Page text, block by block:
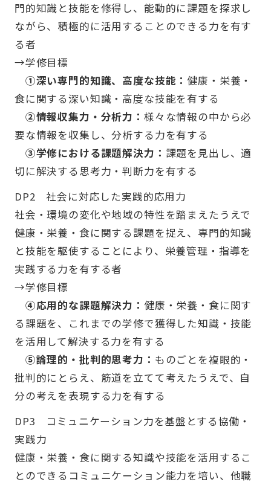
門的知識と技能を修得し、能動的に課題を探求し
ながら、積極的に活用することのできる力を有す
る者
→学修目標
①深い専門的知識、高度な技能： 健康・栄養・
食に関する深い知識・高度な技能を有する
②情報収集力・分析力： 様々な情報の中から必
要な情報を収集し、分析する力を有する
③学修における課題解決力： 課題を見出し、適
切に解決する思考力・判断力を有する
DP2 社会に対応した実践的応用力
社会・環境の変化や地域の特性を踏まえたうえで
健康・栄養・食に関する課題を捉え、専門的知識
と技能を駆使することにより、栄養管理・指導を
実践する力を有する者
→学修目標
④応用的な課題解決力： 健康・栄養・食に関す
る課題を、これまでの学修で獲得した知識・技能
を活用して解決する力を有する
⑤論理的・批判的思考力： ものごとを複眼的・
批判的にとらえ、筋道を立てて考えたうえで、自
分の考えを表現する力を有する
DP3 コミュニケーション力を基盤とする協働・
実践力
健康・栄養・食に関する知識や技能を活用するこ
とのできるコミュニケーション能力を培い、他職